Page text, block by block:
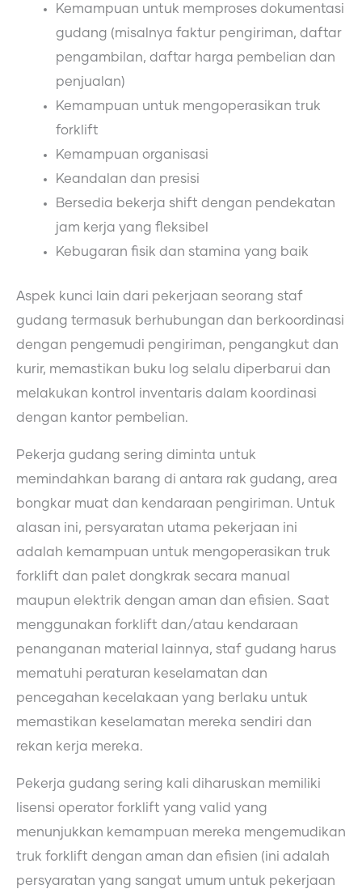
Kemampuan untuk memproses dokumentasi
gudang (misalnya faktur pengiriman, daftar
pengambilan, daftar harga pembelian dan
penjualan)
Kemampuan untuk mengoperasikan truk
forklift
Kemampuan organisasi
Keandalan dan presisi
Bersedia bekerja shift dengan pendekatan
jam kerja yang fleksibel
Kebugaran fisik dan stamina yang baik
Aspek kunci lain dari pekerjaan seorang staf
gudang termasuk berhubungan dan berkoordinasi
dengan pengemudi pengiriman, pengangkut dan
kurir, memastikan buku log selalu diperbarui dan
melakukan kontrol inventaris dalam koordinasi
dengan kantor pembelian.
Pekerja gudang sering diminta untuk
memindahkan barang di antara rak gudang, area
bongkar muat dan kendaraan pengiriman. Untuk
alasan ini, persyaratan utama pekerjaan ini
adalah kemampuan untuk mengoperasikan truk
forklift dan palet dongkrak secara manual
maupun elektrik dengan aman dan efisien. Saat
menggunakan forklift dan/atau kendaraan
penanganan material lainnya, staf gudang harus
mematuhi peraturan keselamatan dan
pencegahan kecelakaan yang berlaku untuk
memastikan keselamatan mereka sendiri dan
rekan kerja mereka.
Pekerja gudang sering kali diharuskan memiliki
lisensi operator forklift yang valid yang
menunjukkan kemampuan mereka mengemudikan
truk forklift dengan aman dan efisien (ini adalah
persyaratan yang sangat umum untuk pekerjaan